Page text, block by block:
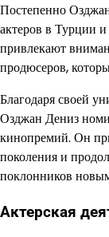
Постепенно
актеров в Турции
привлекают
продюсеров,
Благодаря своей
Озджан Дениз
кинопремий. Он
поколения и
поклонников
Актерская